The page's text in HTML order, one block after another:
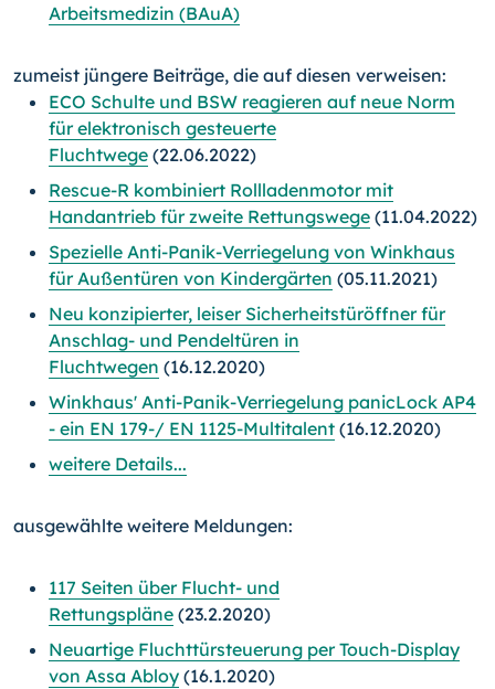
Arbeitsmedizin (BAuA)
zumeist jüngere Beiträge, die auf diesen verweisen:
ECO Schulte und BSW reagieren auf neue Norm
für elektronisch gesteuerte
Fluchtwege (22.06.2022)
Rescue-R kombiniert Rollladenmotor mit
Handantrieb für zweite Rettungswege (11.04.2022)
Spezielle Anti-Panik-Verriegelung von Winkhaus
für Außentüren von Kindergärten (05.11.2021)
Neu konzipierter, leiser Sicherheitstüröffner für
Anschlag- und Pendeltüren in
Fluchtwegen (16.12.2020)
Winkhaus' Anti-Panik-Verriegelung panicLock AP4
- ein EN 179-/ EN 1125-Multitalent (16.12.2020)
weitere Details...
ausgewählte weitere Meldungen:
117 Seiten über Flucht- und
Rettungspläne (23.2.2020)
Neuartige Fluchttürsteuerung per Touch-Display
von Assa Abloy (16.1.2020)